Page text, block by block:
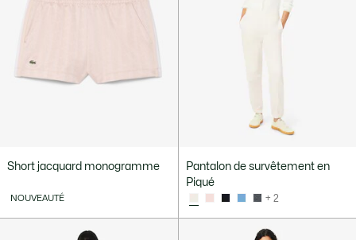
Short jacquard monogramme
NOUVEAUTÉ
Pantalon de survêtement en
Piqué
+ 2